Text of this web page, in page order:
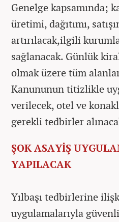
Genelge kapsamında;
üretimi, dağıtımı,
artırılacak,ilgili
sağlanacak. Günlük
olmak üzere tüm
Kanununun titizlikle
verilecek, otel ve
gerekli tedbirler
ŞOK ASAYİŞ
YAPILACAK
Yılbaşı tedbirlerine
uygulamalarıyla